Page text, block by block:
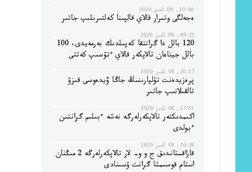
10:06, 09 تامىز 2026
ەجەلگى وتىرار قالاي قالپىنا كەلتىرىلىپ جاتىر
09:22, 09 تامىز 2026
120 بالل دا گرانتقا كەپىلدىك بەرمەيدى، 100
بالل جيناعان تالاپكەر قالاي ءتۇسىپ كەتتى
20:17, 08 تامىز 2026
پرەزيدەنت تۇلپارىنىڭ جاڭا ۆيدەوسى قىزۋ
تالقىلانىپ جاتىر
17:51, 08 تامىز 2026
اكىمدىكتەر تالاپكەرلەرگە نەشە ءبىلىم گرانتىن
ءبولدى
16:38, 08 تامىز 2026
قازاقستاندىق ج و و- لار تالاپكەرلەرگە 2 مىڭنان
استام قوسىمشا گرانت ۇسىنادى